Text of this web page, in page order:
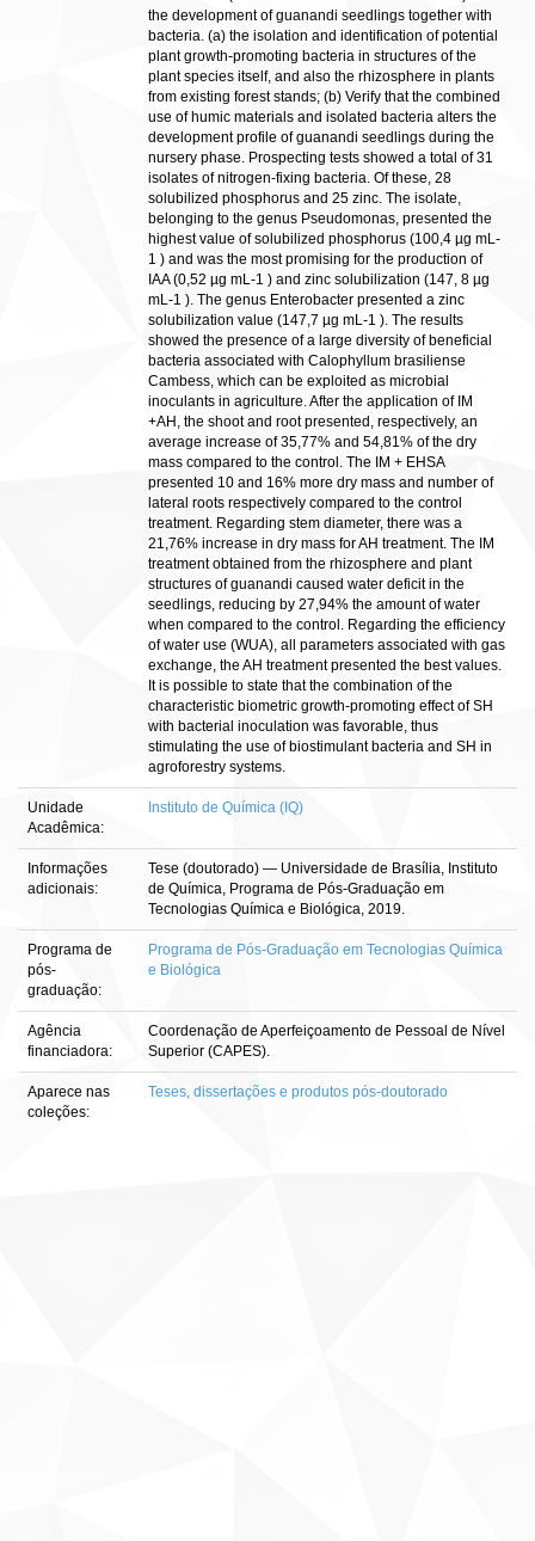
the development of guanandi seedlings together with
bacteria. (a) the isolation and identification of potential
plant growth-promoting bacteria in structures of the
plant species itself, and also the rhizosphere in plants
from existing forest stands; (b) Verify that the combined
use of humic materials and isolated bacteria alters the
development profile of guanandi seedlings during the
nursery phase. Prospecting tests showed a total of 31
isolates of nitrogen-fixing bacteria. Of these, 28
solubilized phosphorus and 25 zinc. The isolate,
belonging to the genus Pseudomonas, presented the
highest value of solubilized phosphorus (100,4 µg mL-
1 ) and was the most promising for the production of
IAA (0,52 µg mL-1 ) and zinc solubilization (147, 8 µg
mL-1 ). The genus Enterobacter presented a zinc
solubilization value (147,7 µg mL-1 ). The results
showed the presence of a large diversity of beneficial
bacteria associated with Calophyllum brasiliense
Cambess, which can be exploited as microbial
inoculants in agriculture. After the application of IM
+AH, the shoot and root presented, respectively, an
average increase of 35,77% and 54,81% of the dry
mass compared to the control. The IM + EHSA
presented 10 and 16% more dry mass and number of
lateral roots respectively compared to the control
treatment. Regarding stem diameter, there was a
21,76% increase in dry mass for AH treatment. The IM
treatment obtained from the rhizosphere and plant
structures of guanandi caused water deficit in the
seedlings, reducing by 27,94% the amount of water
when compared to the control. Regarding the efficiency
of water use (WUA), all parameters associated with gas
exchange, the AH treatment presented the best values.
It is possible to state that the combination of the
characteristic biometric growth-promoting effect of SH
with bacterial inoculation was favorable, thus
stimulating the use of biostimulant bacteria and SH in
agroforestry systems.
Unidade
Acadêmica:
Instituto de Química (IQ)
Informações
adicionais:
Tese (doutorado) — Universidade de Brasília, Instituto
de Química, Programa de Pós-Graduação em
Tecnologias Química e Biológica, 2019.
Programa de
pós-
graduação:
Programa de Pós-Graduação em Tecnologias Química
e Biológica
Agência
financiadora:
Coordenação de Aperfeiçoamento de Pessoal de Nível
Superior (CAPES).
Aparece nas
coleções:
Teses, dissertações e produtos pós-doutorado